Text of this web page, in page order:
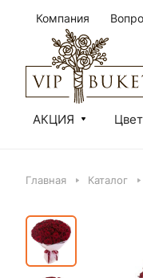
Компания
АКЦИЯ
Главная Каталог